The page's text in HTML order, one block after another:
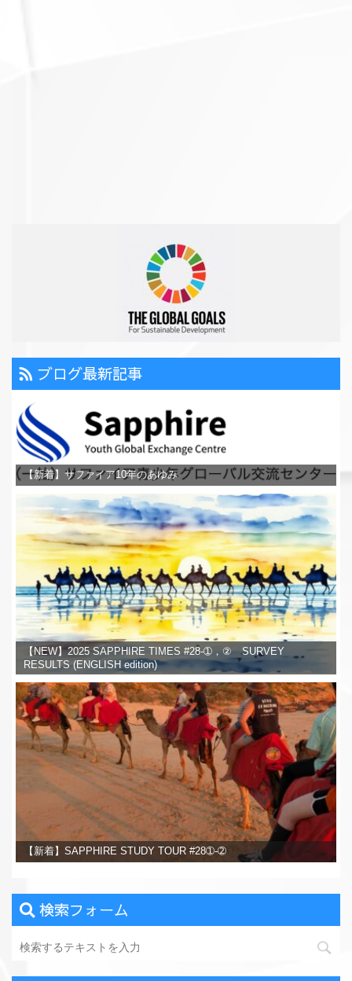
ブログ最新記事
【新着】サファイア10年のあゆみ
【NEW】2025 SAPPHIRE TIMES #28-➀，② SURVEY
RESULTS (ENGLISH edition)
【新着】SAPPHIRE STUDY TOUR #28➀-➁
検索フォーム